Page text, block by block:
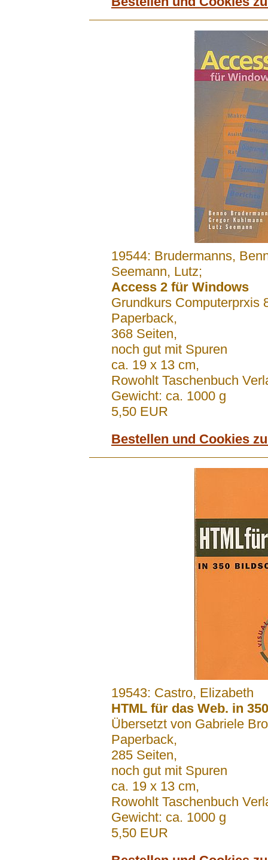
19544: Brudermanns,
Seemann, Lutz;
Access 2 für Windows
Grundkurs Computerprxis
Paperback,
368 Seiten,
noch gut mit Spuren
ca. 19 x 13 cm,
Rowohlt Taschenbuch
Gewicht: ca. 1000 g
5,50 EUR
Bestellen und Cookies
19543: Castro, Elizabeth
HTML für das Web. in
Übersetzt von Gabriele
Paperback,
285 Seiten,
noch gut mit Spuren
ca. 19 x 13 cm,
Rowohlt Taschenbuch
Gewicht: ca. 1000 g
5,50 EUR